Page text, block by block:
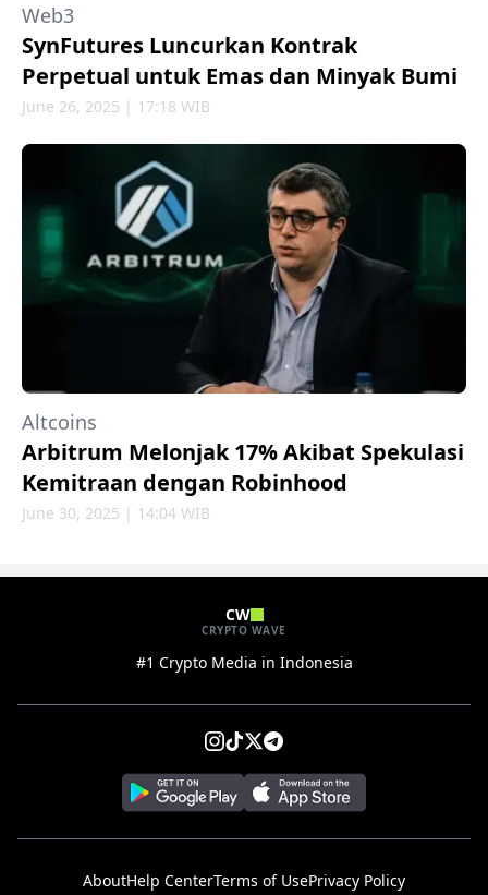
Web3
SynFutures Luncurkan Kontrak
Perpetual untuk Emas dan Minyak Bumi
June 26, 2025 | 17:18 WIB
Altcoins
Arbitrum Melonjak 17% Akibat Spekulasi
Kemitraan dengan Robinhood
June 30, 2025 | 14:04 WIB
CW
CRYPTO WAVE
#1 Crypto Media in Indonesia
AboutHelp CenterTerms of UsePrivacy Policy